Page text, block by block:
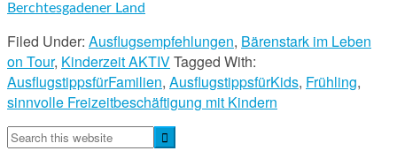
Berchtesgadener Land
Filed Under: Ausflugsempfehlungen, Bärenstark im Leben
on Tour, Kinderzeit AKTIVTagged With:
AusflugstippsfürFamilien, AusflugstippsfürKids, Frühling,
sinnvolle Freizeitbeschäftigung mit Kindern